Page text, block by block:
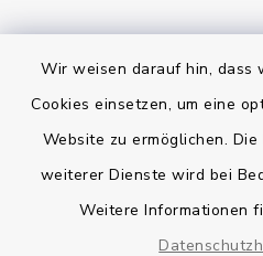
Wir weisen darauf hin, dass
Cookies einsetzen, um eine
Website zu ermöglichen.
weiterer Dienste wird bei
Weitere Informationen